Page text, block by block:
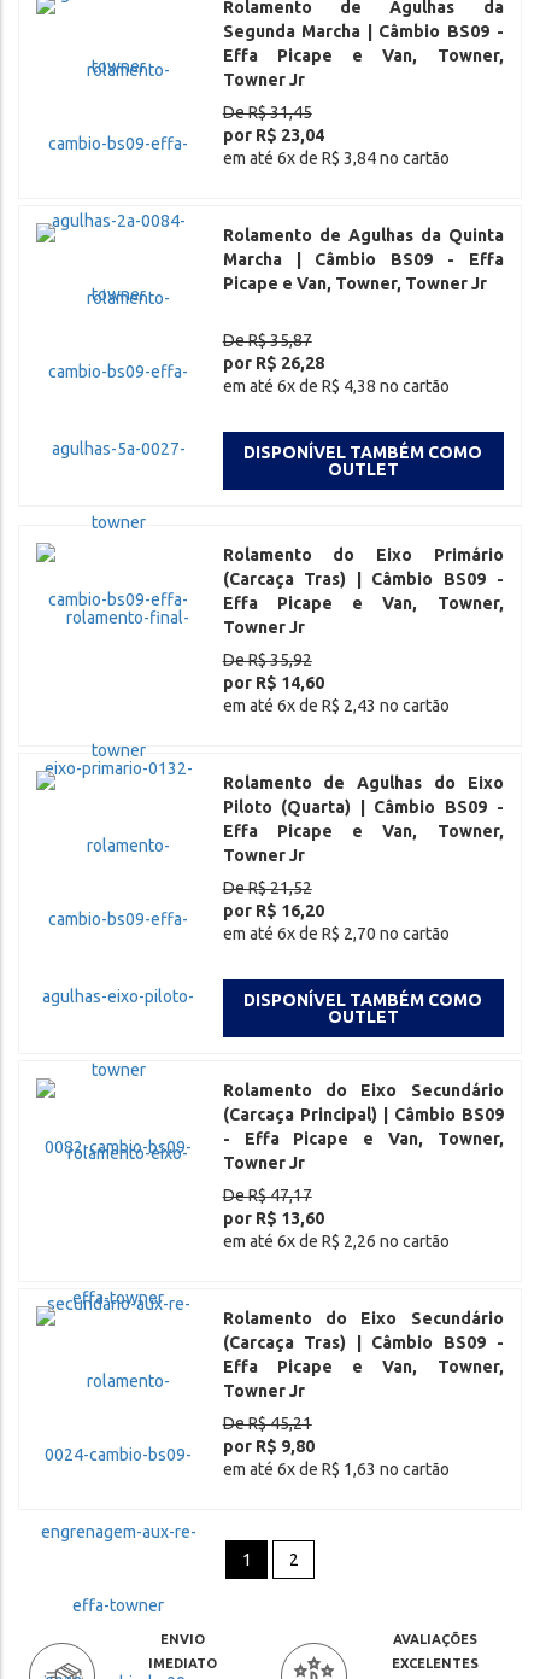
Rolamento de Agulhas da
Segunda Marcha | Câmbio BS09 -
Effa Picape e Van, Towner,
Towner Jr
De R$ 31,45
por R$ 23,04
em até 6x de R$ 3,84 no cartão
Rolamento de Agulhas da Quinta
Marcha | Câmbio BS09 - Effa
Picape e Van, Towner, Towner Jr
De R$ 35,87
por R$ 26,28
em até 6x de R$ 4,38 no cartão
DISPONÍVEL TAMBÉM COMO
OUTLET
Rolamento do Eixo Primário
(Carcaça Tras) | Câmbio BS09 -
Effa Picape e Van, Towner,
Towner Jr
De R$ 35,92
por R$ 14,60
em até 6x de R$ 2,43 no cartão
Rolamento de Agulhas do Eixo
Piloto (Quarta) | Câmbio BS09 -
Effa Picape e Van, Towner,
Towner Jr
De R$ 21,52
por R$ 16,20
em até 6x de R$ 2,70 no cartão
DISPONÍVEL TAMBÉM COMO
OUTLET
Rolamento do Eixo Secundário
(Carcaça Principal) | Câmbio BS09
- Effa Picape e Van, Towner,
Towner Jr
De R$ 47,17
por R$ 13,60
em até 6x de R$ 2,26 no cartão
Rolamento do Eixo Secundário
(Carcaça Tras) | Câmbio BS09 -
Effa Picape e Van, Towner,
Towner Jr
De R$ 45,21
por R$ 9,80
em até 6x de R$ 1,63 no cartão
1 2
ENVIO
IMEDIATO
AVALIAÇÕES
EXCELENTES